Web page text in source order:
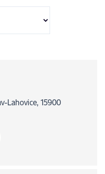
Lahovice, 15900